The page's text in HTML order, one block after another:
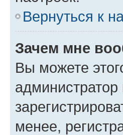
Вернуться к
Зачем мне
Вы можете
менее,